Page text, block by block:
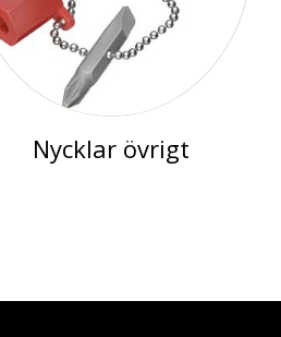
Nycklar övrigt